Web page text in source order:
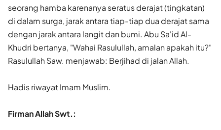
seorang hamba karenanya seratus derajat (tingkatan)
di dalam surga, jarak antara tiap-tiap dua derajat sama
dengan jarak antara langit dan bumi. Abu Sa'id Al-
Khudri bertanya, "Wahai Rasulullah, amalan apakah itu?"
Rasulullah Saw. menjawab: Berjihad di jalan Allah.
Hadis riwayat Imam Muslim.
Firman Allah Swt.: